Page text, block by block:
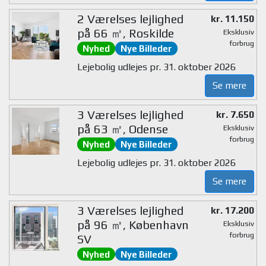
2 Værelses lejlighed
på 66 ㎡, Roskilde
Nyhed Nye Billeder
kr. 11.150
Eksklusiv
forbrug
Lejebolig udlejes pr. 31. oktober 2026
Se mere
3 Værelses lejlighed
på 63 ㎡, Odense
Nyhed Nye Billeder
kr. 7.650
Eksklusiv
forbrug
Lejebolig udlejes pr. 31. oktober 2026
Se mere
3 Værelses lejlighed
på 96 ㎡, København
SV
Nyhed Nye Billeder
kr. 17.200
Eksklusiv
forbrug